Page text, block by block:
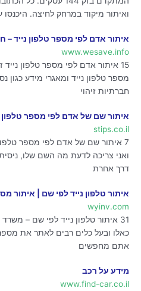
ואיתור מיקוד במרחק לחיצה. היכנסו
איתור אדם לפי מספר טלפון נייד –
www.wesave.info
15 איתור אדם לפי מספר טלפון
מספר טלפון נייד ומאגרי מידע
חברתיות זיהוי
איתור שם של אדם לפי מספר טלפון
stips.co.il
7 איתור שם של אדם לפי מספר
ואני צריכה לדעת מה השם שלו,
דרך אחרת
איתור טלפון נייד לפי שם | איתור
wyinv.com
31 איתור טלפון נייד לפי שם –
כאלו ובעל כלים רבים לאתר את
אתם מחפשים
מידע על רכב
www.find-car.co.il